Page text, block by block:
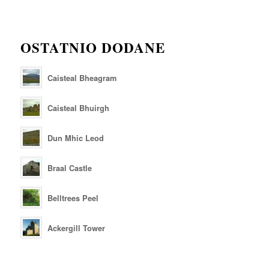
OSTATNIO DODANE
Caisteal Bheagram
Caisteal Bhuirgh
Dun Mhic Leod
Braal Castle
Belltrees Peel
Ackergill Tower